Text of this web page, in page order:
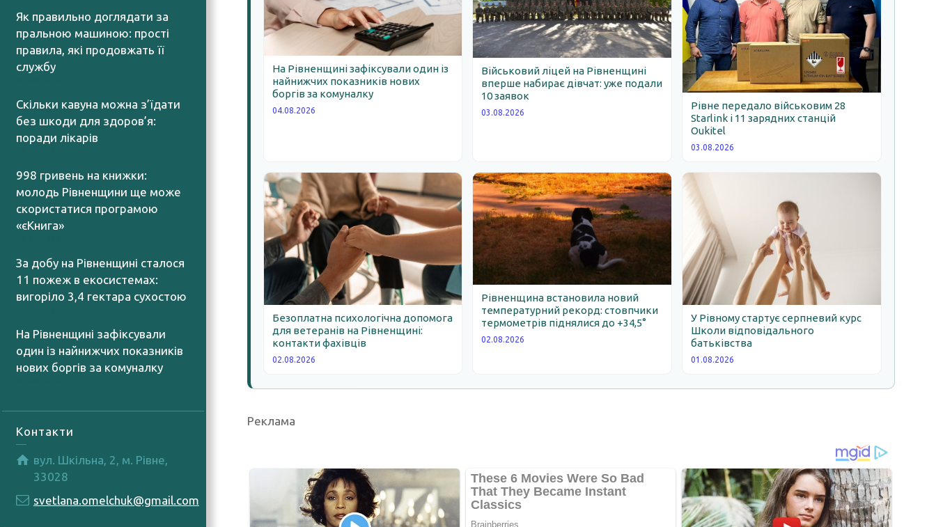
Як правильно доглядати за
пральною машиною: прості
правила, які продовжать її
службу
Скільки кавуна можна з’їдати
без шкоди для здоров’я:
поради лікарів
998 гривень на книжки:
молодь Рівненщини ще може
скористатися програмою
«єКнига»
За добу на Рівненщині сталося
11 пожеж в екосистемах:
вигоріло 3,4 гектара сухостою
На Рівненщині зафіксували
один із найнижчих показників
нових боргів за комуналку
Контакти
вул. Шкільна, 2, м. Рівне,
33028
svetlana.omelchuk@gmail.com
На Рівненщині зафіксували один із
найнижчих показників нових
боргів за комуналку
04.08.2026
Військовий ліцей на Рівненщині
вперше набирає дівчат: уже подали
10 заявок
03.08.2026
Рівне передало військовим 28
Starlink і 11 зарядних станцій
Oukitel
03.08.2026
Безоплатна психологічна допомога
для ветеранів на Рівненщині:
контакти фахівців
02.08.2026
Рівненщина встановила новий
температурний рекорд: стовпчики
термометрів піднялися до +34,5°
02.08.2026
У Рівному стартує серпневий курс
Школи відповідального
батьківства
01.08.2026
Реклама